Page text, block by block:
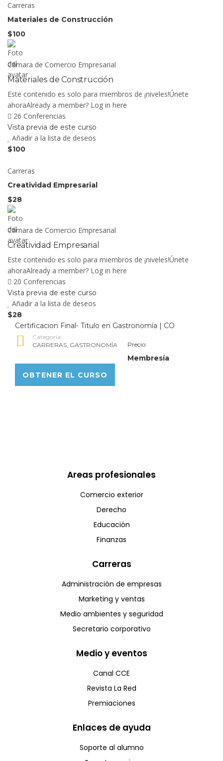
Carreras
Materiales de Construcción
$100
Cámara de Comercio Empresarial
Materiales de Construcción
Este contenido es solo para miembros de ¡niveles!Únete
ahoraAlready a member? Log in here
26 Conferencias
Vista previa de este curso
Añadir a la lista de deseos
$100
Carreras
Creatividad Empresarial
$28
Cámara de Comercio Empresarial
Creatividad Empresarial
Este contenido es solo para miembros de ¡niveles!Únete
ahoraAlready a member? Log in here
20 Conferencias
Vista previa de este curso
Añadir a la lista de deseos
$28
Certificacion Final- Titulo en Gastronomía | CO
Categoría:
CARRERAS, GASTRONOMÍA Precio:
Membresía
OBTENER EL CURSO
Areas profesionales
Comercio exterior
Derecho
Educación
Finanzas
Carreras
Administración de empresas
Marketing y ventas
Medio ambientes y seguridad
Secretario corporativo
Medio y eventos
Canal CCE
Revista La Red
Premiaciones
Enlaces de ayuda
Soporte al alumno